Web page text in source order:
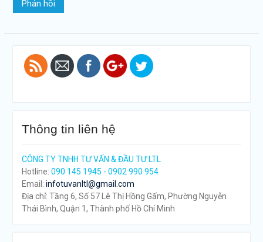
gi">
Thông tin liên hệ
CÔNG TY TNHH TƯ VẤN & ĐẦU TƯ LTL
Hotline: 090 145 1945 - 0902 990 954
Email: infotuvanltl@gmail.com
Địa chỉ: Tầng 6, Số 57 Lê Thị Hồng Gấm, Phường Nguyễn
Thái Bình, Quận 1, Thành phố Hồ Chí Minh